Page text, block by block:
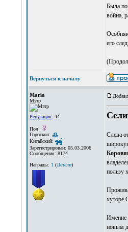
Была
война,
его
Вернуться к началу
Maria
Мэтр
Репутация: 44
Пол:
Гороскоп:
Китайский:
Зарегистрирован: 05.03.2006
Сообщения: 8174
Награды: 1(Детали)
Слева
пользу
хуторе
Имение
новым